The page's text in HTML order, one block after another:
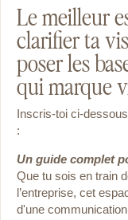
Le meilleur
clarifier ta
poser les
qui marque
Inscris-toi ci-
:
Un guide complet
Que tu sois en train
l’entreprise, cet
d'une